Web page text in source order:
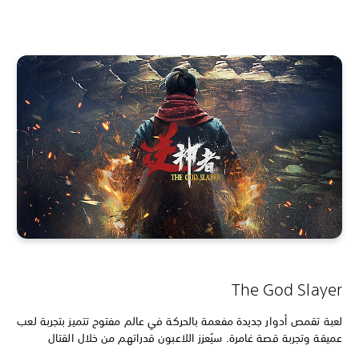
The God Slayer
لعبة تقمص أدوار جديدة مفعمة بالحركة في عالم مفتوح تتميز بتجربة لعب
عميقة وتجربة قصة غامرة. سيُعزز اللاعبون قدراتهم من خلال القتال